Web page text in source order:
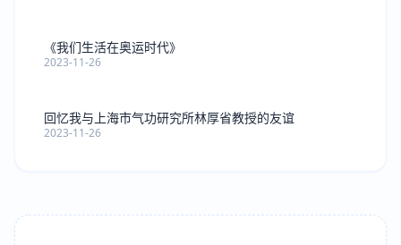
《我们生活在奥运时代》
2023-11-26
回忆我与上海市气功研究所林厚省教授的友谊
2023-11-26